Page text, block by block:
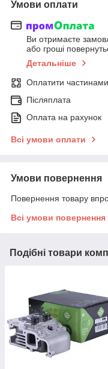
Умови оплати
Ви отримаєте
або гроші
Детальніше
Оплатити частинами
Післяплата
Оплата на рахунок
Всі умови оплати
Умови повернення
Повернення товару
Всі умови повернення
Подібні товари